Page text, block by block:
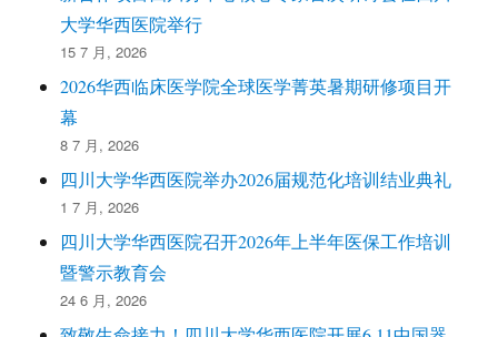
大学华西医院举行
15 7 月, 2026
2026华西临床医学院全球医学菁英暑期研修项目开
幕
8 7 月, 2026
四川大学华西医院举办2026届规范化培训结业典礼
1 7 月, 2026
四川大学华西医院召开2026年上半年医保工作培训
暨警示教育会
24 6 月, 2026